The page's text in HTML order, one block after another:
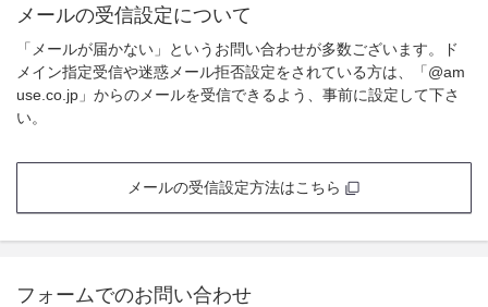
メールの受信設定について
「メールが届かない」というお問い合わせが多数ございます。ド
メイン指定受信や迷惑メール拒否設定をされている方は、「@am
use.co.jp」からのメールを受信できるよう、事前に設定して下さ
い。
メールの受信設定方法はこちら
フォームでのお問い合わせ